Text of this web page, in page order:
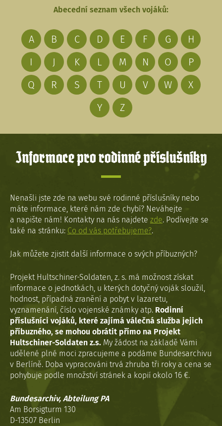
Abecední seznam všech vojáků:
A B C D E F G
H
I
J K L M N O
P
Q
R S T U V W
X
Y
Z
Informace pro rodinné příslušníky
Nenašli jste zde na webu své rodinné příslušníky nebo
máte informace, které nám zde chybí? Neváhejte
a napište nám! Kontakty na nás najdete zde. Podívejte se
také na stránku: Co od vás potřebujeme?.
Jak můžete zjistit další informace o svých příbuzných?
Projekt Hultschiner-Soldaten, z. s. má možnost získat
informace o jednotkách, u kterých dotyčný voják sloužil,
hodnost, případná zranění a pobyt v lazaretu,
vyznamenání, číslo vojenské známky atp. Rodinní
příslušníci vojáků, které zajímá válečná služba jejich
příbuzného, se mohou obrátit přímo na Projekt
Hultschiner-Soldaten z.s. My žádost na základě Vámi
udělené plné moci zpracujeme a podáme Bundesarchivu
v Berlíně. Doba vypracováni trvá zhruba tři roky a cena se
pohybuje podle množství stránek a kopií okolo 16 €.
Bundesarchiv, Abteilung PA
Am Borsigturm 130
D-13507 Berlin